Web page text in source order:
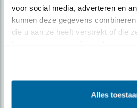
voor social media, adverteren en
kunnen deze gegevens
die u aan ze heeft verstrekt of die
Alles
Meld je aan en ontvang nieuws,
over vogels en activiteiten van